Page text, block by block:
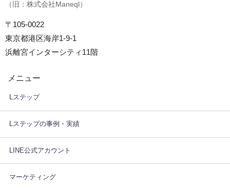
（旧：株式会社Maneql）
〒105-0022
東京都港区海岸1-9-1
浜離宮インターシティ11階
メニュー
Lステップ
Lステップの事例・実績
LINE公式アカウント
マーケティング